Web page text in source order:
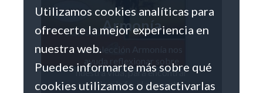
Armonía
La colección Armonía nos
ayuda reflexionar sobre
nuestra vida, para encontrar
sentido a la fe, al encuentro
Utilizamos cookies analíticas para
ofrecerte la mejor experiencia en
nuestra web.
Puedes informarte más sobre qué
cookies utilizamos o desactivarlas